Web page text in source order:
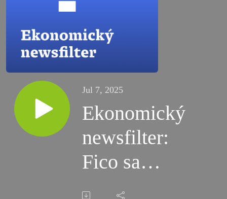
Jul 7, 2025
Ekonomický
newsfilter:
Fico sa
mýli, boj s